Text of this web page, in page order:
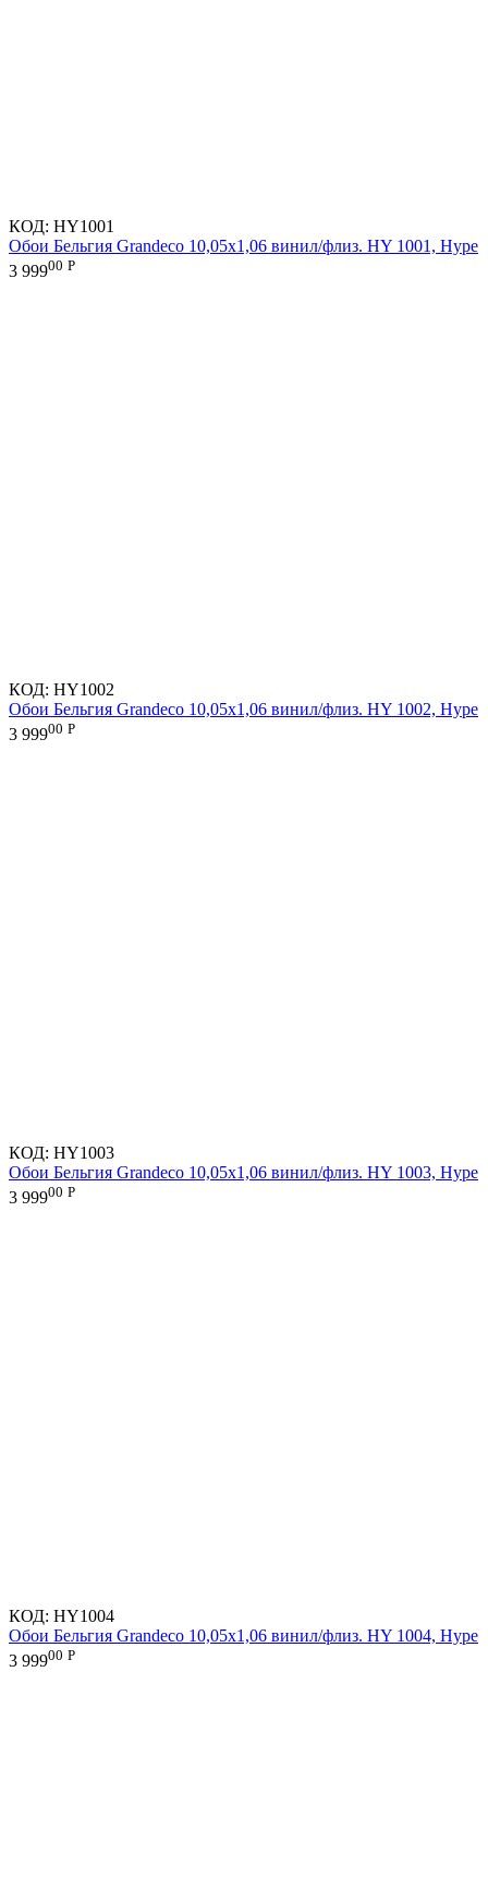
КОД: HY1001
Обои Бельгия Grandeco 10,05х1,06 винил/флиз. HY 1001, Hype
3 99900 Р
КОД: HY1002
Обои Бельгия Grandeco 10,05х1,06 винил/флиз. HY 1002, Hype
3 99900 Р
КОД: HY1003
Обои Бельгия Grandeco 10,05х1,06 винил/флиз. HY 1003, Hype
3 99900 Р
КОД: HY1004
Обои Бельгия Grandeco 10,05х1,06 винил/флиз. HY 1004, Hype
3 99900 Р